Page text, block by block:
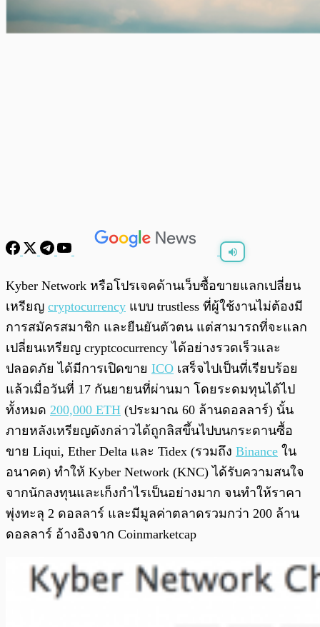
0:00
Kyber Network หรือโปรเจคด้านเว็บซื้อขายแลกเปลี่ยน
เหรียญ cryptocurrency แบบ trustless ที่ผู้ใช้งานไม่ต้องมี
การสมัครสมาชิก และยืนยันตัวตน แต่สามารถที่จะแลก
เปลี่ยนเหรียญ cryptcocurrency ได้อย่างรวดเร็วและ
ปลอดภัย ได้มีการเปิดขาย ICO เสร็จไปเป็นที่เรียบร้อย
แล้วเมื่อวันที่ 17 กันยายนที่ผ่านมา โดยระดมทุนได้ไป
ทั้งหมด 200,000 ETH (ประมาณ 60 ล้านดอลลาร์) นั้น
ภายหลังเหรียญดังกล่าวได้ถูกลิสขึ้นไปบนกระดานซื้อ
ขาย Liqui, Ether Delta และ Tidex (รวมถึง Binance ใน
อนาคต) ทำให้ Kyber Network (KNC) ได้รับความสนใจ
จากนักลงทุนและเก็งกำไรเป็นอย่างมาก จนทำให้ราคา
พุ่งทะลุ 2 ดอลลาร์ และมีมูลค่าตลาดรวมกว่า 200 ล้าน
ดอลลาร์ อ้างอิงจาก Coinmarketcap